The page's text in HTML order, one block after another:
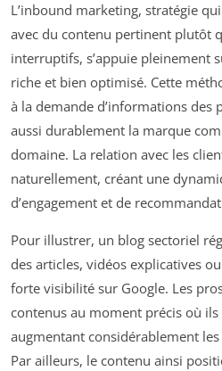
L’inbound marketing, stratégie
avec du contenu pertinent plutôt
interruptifs, s’appuie pleinement
riche et bien optimisé. Cette
à la demande d’informations des
aussi durablement la marque
domaine. La relation avec les
naturellement, créant une
d’engagement et de
Pour illustrer, un blog sectoriel
des articles, vidéos explicatives
forte visibilité sur Google. Les
contenus au moment précis où
augmentant considérablement
Par ailleurs, le contenu ainsi